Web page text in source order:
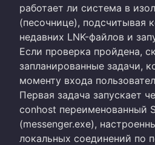
работает ли система в
(песочнице), подсчитывая
недавних LNK-файлов и
Если проверка пройдена,
запланированные задачи,
моменту входа
Первая задача запускает
conhost переименованный
(messenger.exe),
локальных соединений по